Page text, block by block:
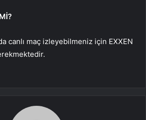
canlı maç izleyebilmeniz için EXXEN